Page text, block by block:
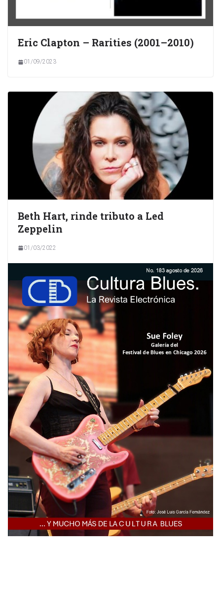
Eric Clapton – Rarities (2001–2010)
01/09/2023
Beth Hart, rinde tributo a Led
Zeppelin
01/03/2022